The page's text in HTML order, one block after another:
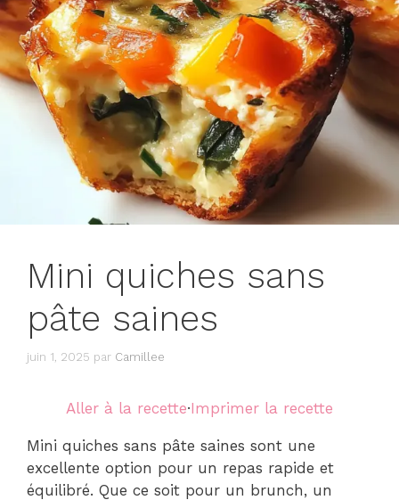
Mini quiches sans
pâte saines
juin 1, 2025 par Camillee
Aller à la recette·Imprimer la recette
Mini quiches sans pâte saines sont une
excellente option pour un repas rapide et
équilibré. Que ce soit pour un brunch, un